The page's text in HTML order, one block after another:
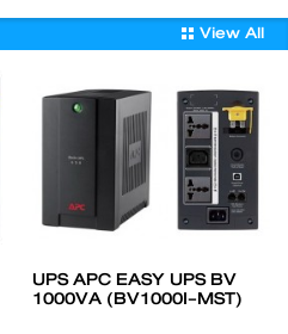
View All
UPS APC EASY UPS BV
1000VA (BV1000I-MST)